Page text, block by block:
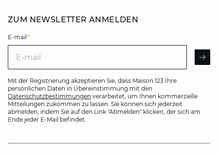
ZUM NEWSLETTER ANMELDEN
E-mail *
Mit der Registrierung akzeptieren Sie, dass Maison 123 Ihre
persönlichen Daten in Übereinstimmung mit den
Datenschutzbestimmungen verarbeitet, um Ihnen kommerzielle
Mitteilungen zukommen zu lassen. Sie können sich jederzeit
abmelden, indem Sie auf den Link "Abmelden" klicken, der sich am
Ende jeder E-Mail befindet.